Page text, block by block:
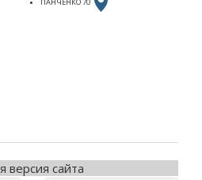
версия сайта